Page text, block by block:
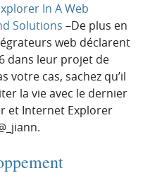
In A Web
Solutions –De plus en
web déclarent
dans leur projet de
votre cas, sachez qu’il
la vie avec le dernier
et Internet Explorer